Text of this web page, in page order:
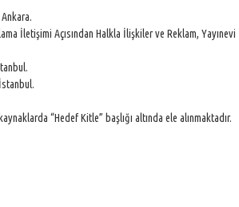
İletişimi Açısından Halkla İlişkiler ve Reklam, Yayınevi
“Hedef Kitle” başlığı altında ele alınmaktadır.